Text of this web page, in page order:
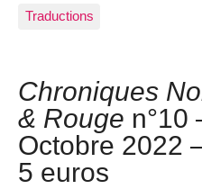
Traductions
Chroniques
& Rouge n°10
Octobre 2022
5 euros